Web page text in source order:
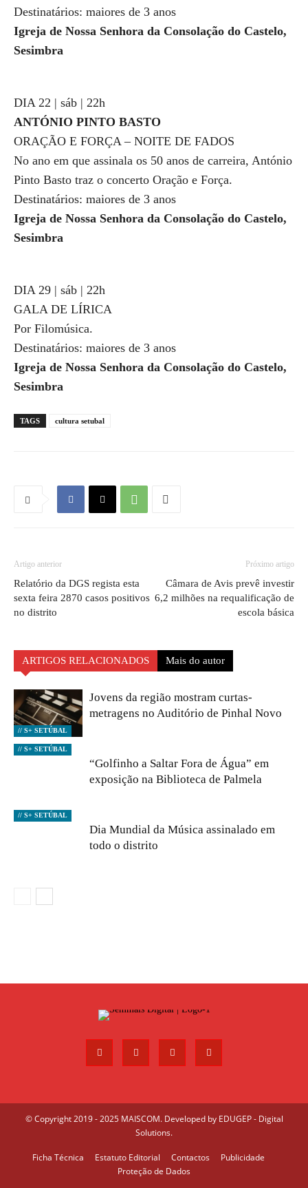
Destinatários: maiores de 3 anos
Igreja de Nossa Senhora da Consolação do Castelo,
Sesimbra
DIA 22 | sáb | 22h
ANTÓNIO PINTO BASTO
ORAÇÃO E FORÇA – NOITE DE FADOS
No ano em que assinala os 50 anos de carreira, António
Pinto Basto traz o concerto Oração e Força.
Destinatários: maiores de 3 anos
Igreja de Nossa Senhora da Consolação do Castelo,
Sesimbra
DIA 29 | sáb | 22h
GALA DE LÍRICA
Por Filomúsica.
Destinatários: maiores de 3 anos
Igreja de Nossa Senhora da Consolação do Castelo,
Sesimbra
TAGS cultura setubal
Artigo anterior
Relatório da DGS regista esta
sexta feira 2870 casos positivos
no distrito
Próximo artigo
Câmara de Avis prevê investir
6,2 milhões na requalificação de
escola básica
ARTIGOS RELACIONADOS Mais do autor
// S+ SETÚBAL
Jovens da região mostram curtas-
metragens no Auditório de Pinhal Novo
// S+ SETÚBAL
“Golfinho a Saltar Fora de Água” em
exposição na Biblioteca de Palmela
// S+ SETÚBAL
Dia Mundial da Música assinalado em
todo o distrito
© Copyright 2019 - 2025 MAISCOM. Developed by EDUGEP - Digital
Solutions.
Ficha Técnica Estatuto Editorial Contactos
Publicidade
Proteção de Dados